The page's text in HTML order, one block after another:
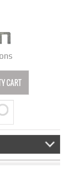
CART